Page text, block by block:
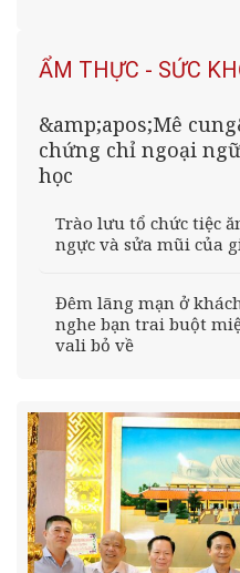
ẨM THỰC - SỨC
&amp;apos;Mê
chứng chỉ ngoại
học
Trào lưu tổ chức tiệc
ngực và sửa mũi của
Đêm lãng mạn ở
nghe bạn trai buột
vali bỏ về